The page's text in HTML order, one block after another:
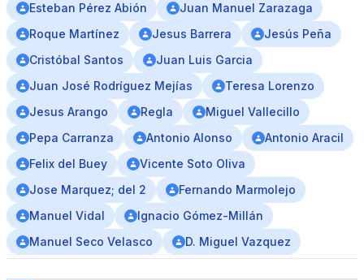
Esteban Pérez Abión
Juan Manuel Zarazaga
Roque Martínez
Jesus Barrera
Jesús Peña
Cristóbal Santos
Juan Luis Garcia
Juan José Rodríguez Mejías
Teresa Lorenzo
Jesus Arango
Regla
Miguel Vallecillo
Pepa Carranza
Antonio Alonso
Antonio Aracil
Felix del Buey
Vicente Soto Oliva
Jose Marquez; del 2
Fernando Marmolejo
Manuel Vidal
Ignacio Gómez-Millán
Manuel Seco Velasco
D. Miguel Vazquez